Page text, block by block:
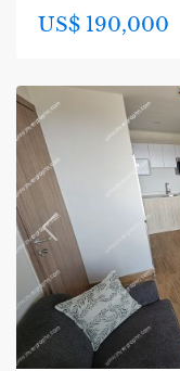
US$ 190,000
Previous